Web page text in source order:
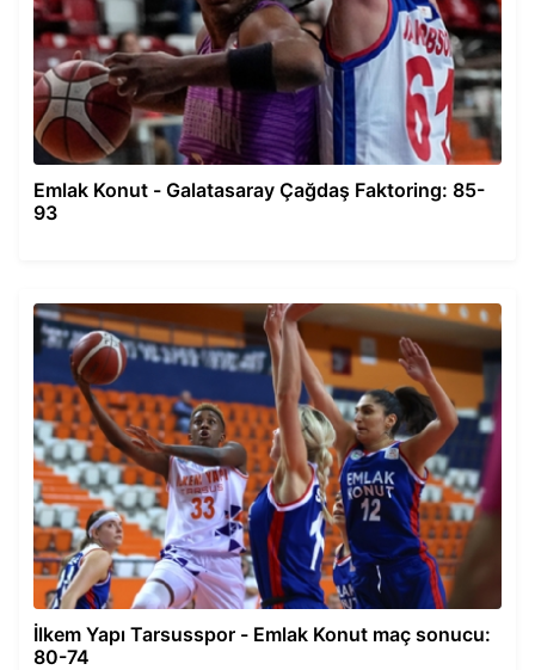
Emlak Konut - Galatasaray Çağdaş Faktoring: 85-
93
İlkem Yapı Tarsusspor - Emlak Konut maç sonucu:
80-74